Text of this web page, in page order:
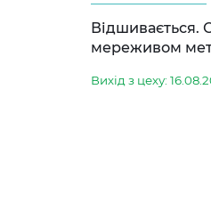
Відшивається.
мереживом
Вихід з цеху: